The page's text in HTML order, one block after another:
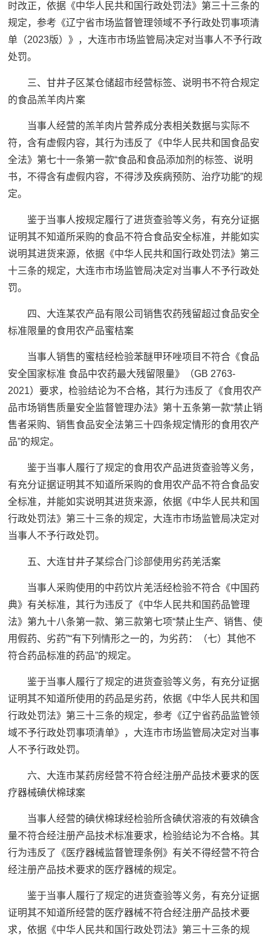
时改正，依据《中华人民共和国行政处罚法》第三十三条的
规定，参考《辽宁省市场监督管理领域不予行政处罚事项清
单（2023版）》，大连市市场监管局决定对当事人不予行政
处罚。
三、甘井子区某仓储超市经营标签、说明书不符合规定
的食品羔羊肉片案
当事人经营的羔羊肉片营养成分表相关数据与实际不
符，含有虚假内容，其行为违反了《中华人民共和国食品安
全法》第七十一条第一款“食品和食品添加剂的标签、说明
书，不得含有虚假内容，不得涉及疾病预防、治疗功能”的规
定。
鉴于当事人按规定履行了进货查验等义务，有充分证据
证明其不知道所采购的食品不符合食品安全标准，并能如实
说明其进货来源，依据《中华人民共和国行政处罚法》第三
十三条的规定，大连市市场监管局决定对当事人不予行政处
罚。
四、大连某农产品有限公司销售农药残留超过食品安全
标准限量的食用农产品蜜桔案
当事人销售的蜜桔经检验苯醚甲环唑项目不符合《食品
安全国家标准 食品中农药最大残留限量》（GB 2763-
2021）要求，检验结论为不合格，其行为违反了《食用农产
品市场销售质量安全监督管理办法》第十五条第一款“禁止销
售者采购、销售食品安全法第三十四条规定情形的食用农产
品”的规定。
鉴于当事人履行了规定的食用农产品进货查验等义务，
有充分证据证明其不知道所采购的食用农产品不符合食品安
全标准，并能如实说明其进货来源，依据《中华人民共和国
行政处罚法》第三十三条的规定，大连市市场监管局决定对
当事人不予行政处罚。
五、大连甘井子某综合门诊部使用劣药羌活案
当事人采购使用的中药饮片羌活经检验不符合《中国药
典》有关标准，其行为违反了《中华人民共和国药品管理
法》第九十八条第一款、第三款第七项“禁止生产、销售、使
用假药、劣药”“有下列情形之一的，为劣药：（七）其他不
符合药品标准的药品”的规定。
鉴于当事人履行了规定的进货查验等义务，有充分证据
证明其不知道所使用的药品是劣药，依据《中华人民共和国
行政处罚法》第三十三条的规定，参考《辽宁省药品监管领
域不予行政处罚事项清单》，大连市市场监管局决定对当事
人不予行政处罚。
六、大连市某药房经营不符合经注册产品技术要求的医
疗器械碘伏棉球案
当事人经营的碘伏棉球经检验所含碘伏溶液的有效碘含
量不符合经注册产品技术标准要求，检验结论为不合格。其
行为违反了《医疗器械监督管理条例》有关不得经营不符合
经注册产品技术要求的医疗器械的规定。
鉴于当事人履行了规定的进货查验等义务，有充分证据
证明其不知道所经营的医疗器械不符合经注册产品技术要
求，依据《中华人民共和国行政处罚法》第三十三条的规